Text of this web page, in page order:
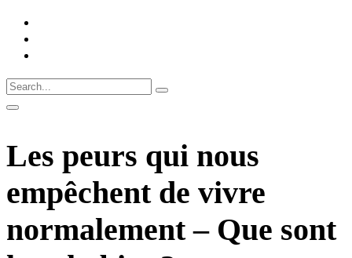
Les peurs qui nous
empêchent de vivre
normalement – Que sont